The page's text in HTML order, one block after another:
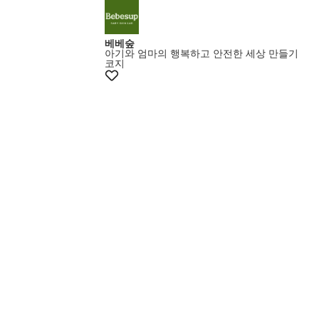
베베숲
아기와 엄마의 행복하고 안전한 세상 만들기
코지